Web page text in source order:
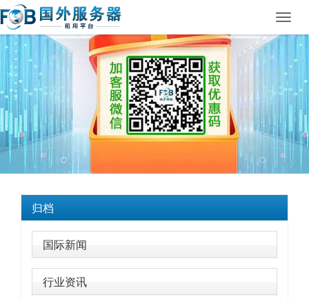
归档
国际新闻
行业资讯